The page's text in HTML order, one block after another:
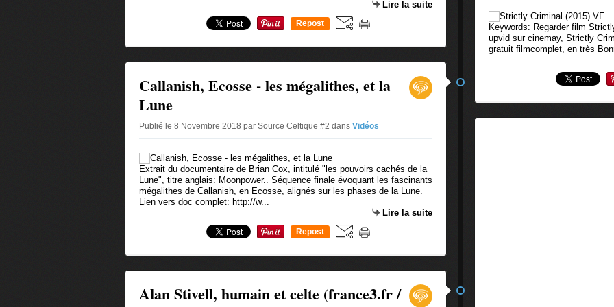
Lire la suite
Repost
Callanish, Ecosse - les mégalithes, et la
Lune
Publié le 8 Novembre 2018 par Source Celtique #2 dans Vidéos
Extrait du documentaire de Brian Cox, intitulé "les pouvoirs cachés de la
Lune", titre anglais: Moonpower.. Séquence finale évoquant les fascinants
mégalithes de Callanish, en Ecosse, alignés sur les phases de la Lune.
Lien vers doc complet: http://w...
Lire la suite
Repost
Alan Stivell, humain et celte (france3.fr /
Keywords: Regarder film
upvid sur cinemay, Strictly
gratuit filmcomplet, en très